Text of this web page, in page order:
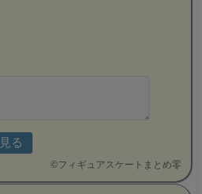
©フィギュアスケートまとめ零